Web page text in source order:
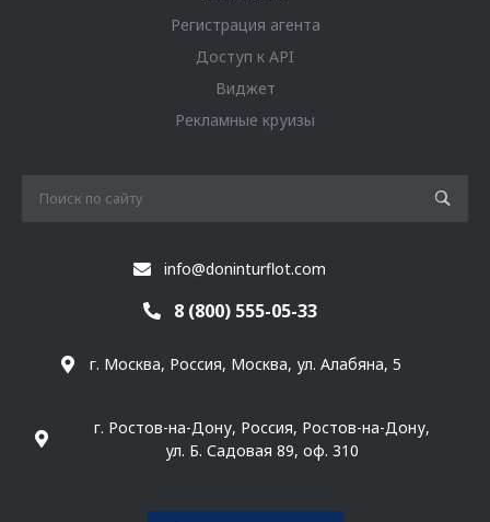
Регистрация агента
Доступ к API
Виджет
Рекламные круизы
info@doninturflot.com
8 (800) 555-05-33
г. Москва, Россия, Москва, ул. Алабяна, 5
г. Ростов-на-Дону, Россия, Ростов-на-Дону,
ул. Б. Садовая 89, оф. 310